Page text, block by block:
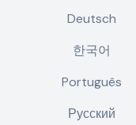
Deutsch
한국어
Português
Русский